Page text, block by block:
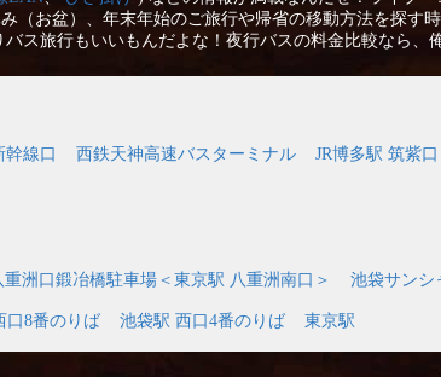
（お盆）、年末年始のご旅行や帰省の移動方法を探す
ス旅行もいいもんだよな！夜行バスの料金比較なら、
幹線口 西鉄天神高速バスターミナル JR博多駅 筑紫
重洲口鍛冶橋駐車場＜東京駅 八重洲南口＞ 池袋サンシ
口8番のりば 池袋駅 西口4番のりば 東京駅